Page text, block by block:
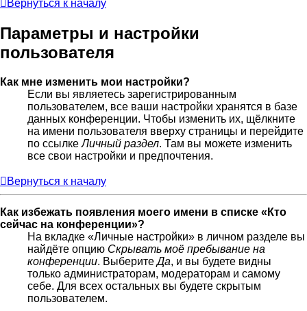
Вернуться к началу
Параметры и настройки
пользователя
Как мне изменить мои настройки?
Если вы являетесь зарегистрированным
пользователем, все ваши настройки хранятся в базе
данных конференции. Чтобы изменить их, щёлкните
на имени пользователя вверху страницы и перейдите
по ссылкеЛичный раздел. Там вы можете изменить
все свои настройки и предпочтения.
Вернуться к началу
Как избежать появления моего имени в списке «Кто
сейчас на конференции»?
На вкладке «Личные настройки» в личном разделе вы
найдёте опцию Скрывать моё пребывание на
конференции. ВыберитеДа, и вы будете видны
только администраторам, модераторам и самому
себе. Для всех остальных вы будете скрытым
пользователем.